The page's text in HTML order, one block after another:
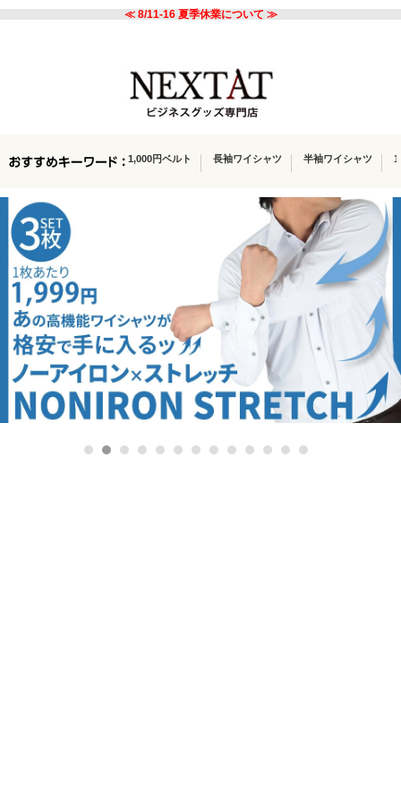
≪ 8/11-16 夏季休業について ≫
1,000円ベルト 長袖ワイシャツ 半袖ワイシャツ
1 2 3 4 5 6 7 8 9 10 11 12 13